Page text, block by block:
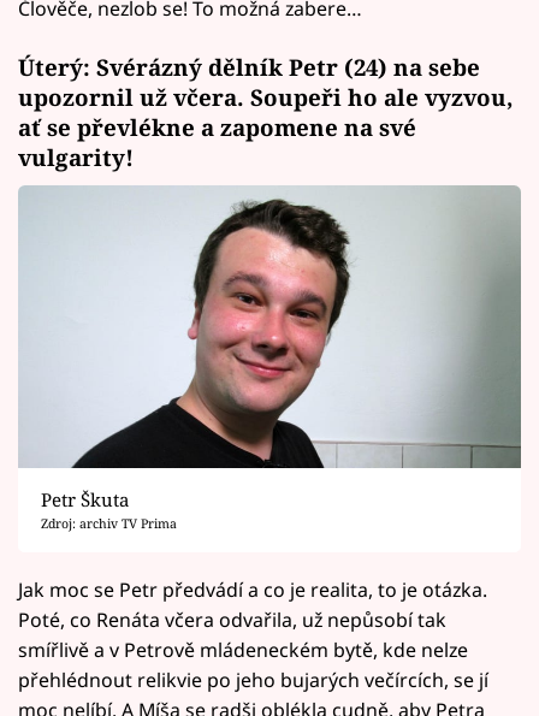
Člověče, nezlob se! To možná zabere…
Úterý: Svérázný dělník Petr (24) na sebe
upozornil už včera. Soupeři ho ale vyzvou,
ať se převlékne a zapomene na své
vulgarity!
Petr Škuta
Zdroj: archiv TV Prima
Jak moc se Petr předvádí a co je realita, to je otázka.
Poté, co Renáta včera odvařila, už nepůsobí tak
smířlivě a v Petrově mládeneckém bytě, kde nelze
přehlédnout relikvie po jeho bujarých večírcích, se jí
moc nelíbí. A Míša se radši oblékla cudně, aby Petra